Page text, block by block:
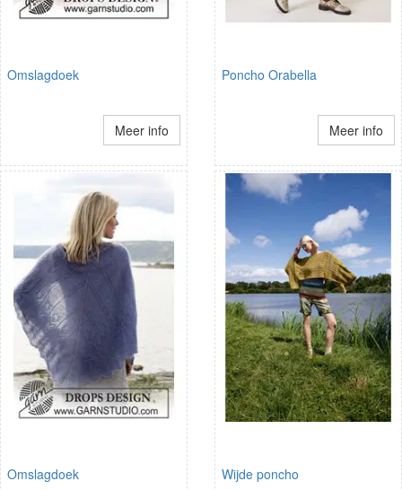
Omslagdoek
Meer info
Poncho Orabella
Meer info
Omslagdoek Wijde poncho